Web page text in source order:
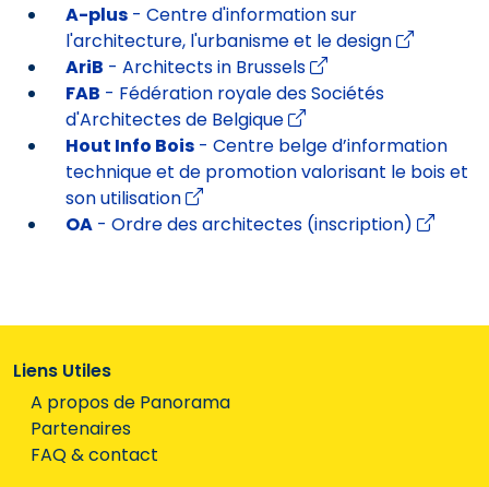
A-plus - Centre d'information sur
l'architecture, l'urbanisme et le design
AriB - Architects in Brussels
FAB - Fédération royale des Sociétés
d'Architectes de Belgique
Hout Info Bois - Centre belge d’information
technique et de promotion valorisant le bois et
son utilisation
OA - Ordre des architectes (inscription)
Liens Utiles
A propos de Panorama
Partenaires
FAQ & contact